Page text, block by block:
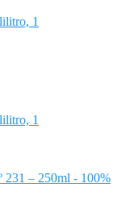
1
1
231 – 250ml - 100%